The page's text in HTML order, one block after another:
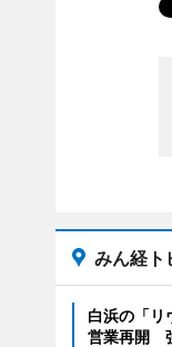
みん経ト
白浜の「リ
営業再開